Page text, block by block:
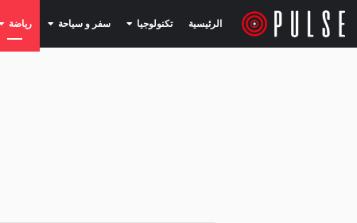
الرئيسية تكنولوجيا (current) سفر و سياحة (current) رياضة